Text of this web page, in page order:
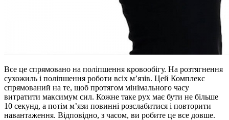
Все це спрямовано на поліпшення кровообігу. На розтягнення
сухожиль і поліпшення роботи всіх м’язів. Цей Комплекс
спрямований на те, щоб протягом мінімального часу
витратити максимум сил. Кожне таке рух має бути не більше
10 секунд, а потім м’язи повинні розслабитися і повторити
навантаження. Відповідно, з часом, ви робите це все довше.